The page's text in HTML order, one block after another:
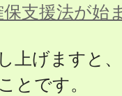
保支援法が始
上げますと
とです。